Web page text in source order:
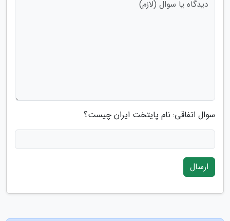
سوال اتفاقی: نام پایتخت ایران چیست؟
ارسال